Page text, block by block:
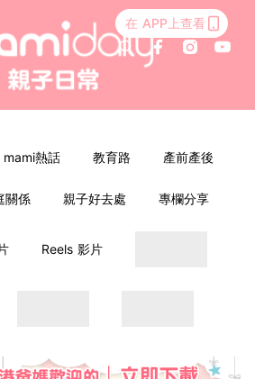
在 APP上查看
mami熱話 教育路 產前產後
關係 親子好去處 專欄分享
Reels 影片